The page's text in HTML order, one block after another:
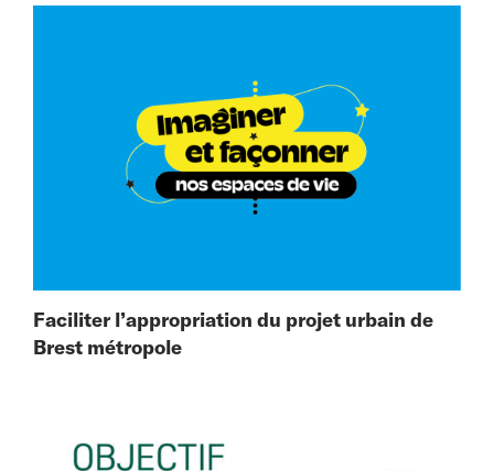
Faciliter l’appropriation du projet urbain de
Brest métropole